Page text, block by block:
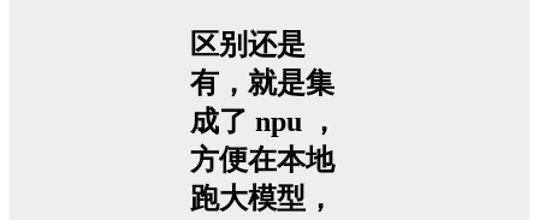
区别还是
有，就是集
成了 npu ，
方便在本地
跑大模型，